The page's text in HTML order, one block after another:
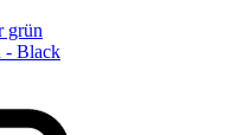
grün
- Black